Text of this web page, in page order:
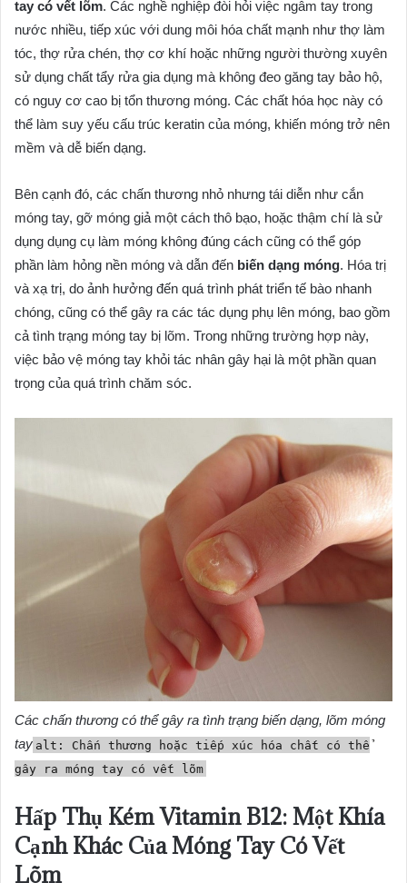
tay có vết lõm. Các nghề nghiệp đòi hỏi việc ngâm tay trong
nước nhiều, tiếp xúc với dung môi hóa chất mạnh như thợ làm
tóc, thợ rửa chén, thợ cơ khí hoặc những người thường xuyên
sử dụng chất tẩy rửa gia dụng mà không đeo găng tay bảo hộ,
có nguy cơ cao bị tổn thương móng. Các chất hóa học này có
thể làm suy yếu cấu trúc keratin của móng, khiến móng trở nên
mềm và dễ biến dạng.
Bên cạnh đó, các chấn thương nhỏ nhưng tái diễn như cắn
móng tay, gỡ móng giả một cách thô bạo, hoặc thậm chí là sử
dụng dụng cụ làm móng không đúng cách cũng có thể góp
phần làm hỏng nền móng và dẫn đến biến dạng móng. Hóa trị
và xạ trị, do ảnh hưởng đến quá trình phát triển tế bào nhanh
chóng, cũng có thể gây ra các tác dụng phụ lên móng, bao gồm
cả tình trạng móng tay bị lõm. Trong những trường hợp này,
việc bảo vệ móng tay khỏi tác nhân gây hại là một phần quan
trọng của quá trình chăm sóc.
Các chấn thương có thể gây ra tình trạng biến dạng, lõm móng
tay alt: Chấn thương hoặc tiếp xúc hóa chất có thể
gây ra móng tay có vết lõm
Hấp Thụ Kém Vitamin B12: Một Khía
Cạnh Khác Của Móng Tay Có Vết
Lõm